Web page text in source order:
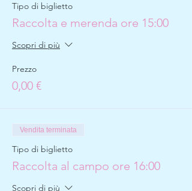
Tipo di biglietto
Raccolta e merenda ore 15:00
Scopri di più
Prezzo
0,00 €
Vendita terminata
Tipo di biglietto
Raccolta al campo ore 16:00
Scopri di più